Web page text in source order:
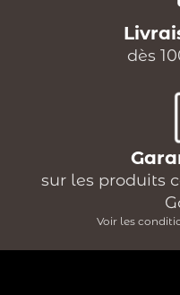
dès
sur les produits
Voir les